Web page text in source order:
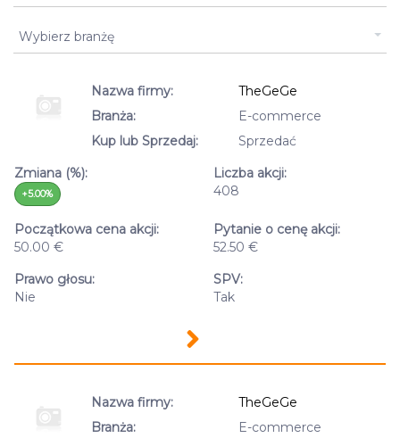
Business Type Id
Wybierz branżę
Nazwa firmy:
TheGeGe
Branża:
E-commerce
Kup lub Sprzedaj:
Sprzedać
Zmiana (%):
+5.00%
Liczba akcji:
408
Początkowa cena akcji:
50.00 €
Pytanie o cenę akcji:
52.50 €
Prawo głosu:
Nie
SPV:
Tak
Nazwa firmy:
TheGeGe
Branża:
E-commerce